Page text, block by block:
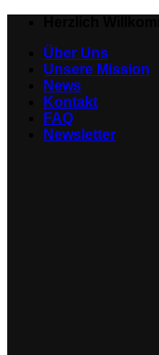
springenÜber Uns
Unsere Mission
News
Kontakt
FAQ
Newsletter